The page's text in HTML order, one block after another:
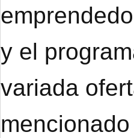
y el
variada